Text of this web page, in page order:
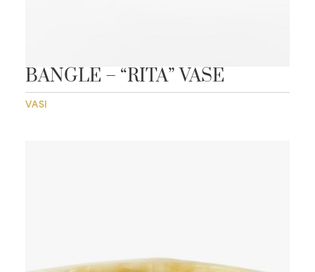
BANGLE – “RITA” VASE
VASI